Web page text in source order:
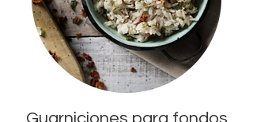
Guarniciones para fondos